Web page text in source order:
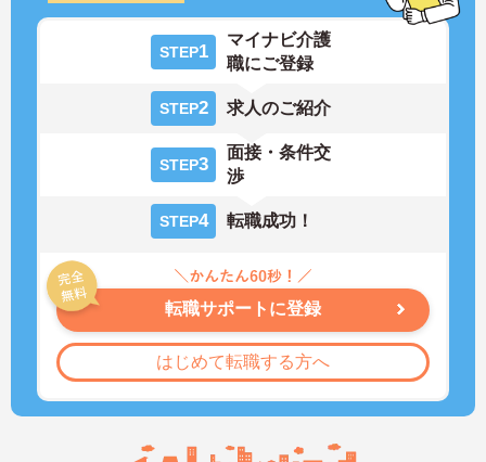
STEP1
マイナビ介護
職にご登録
STEP2 求人のご紹介
STEP3
面接・条件交
渉
STEP4 転職成功！
転職サポートに登録
はじめて転職する方へ